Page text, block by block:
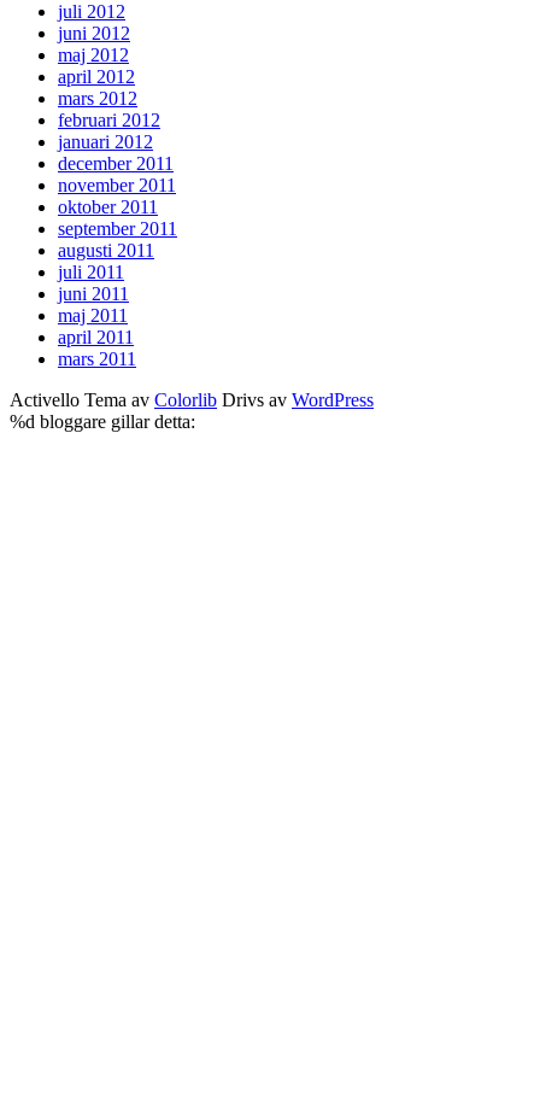
juli 2012
juni 2012
maj 2012
april 2012
mars 2012
februari 2012
januari 2012
december 2011
november 2011
oktober 2011
september 2011
augusti 2011
juli 2011
juni 2011
maj 2011
april 2011
mars 2011
Activello Tema av Colorlib Drivs av WordPress
%d bloggare gillar detta: